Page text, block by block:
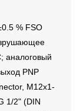
% FSO
аналоговый
PNP
M12x1-
1/2" (DIN